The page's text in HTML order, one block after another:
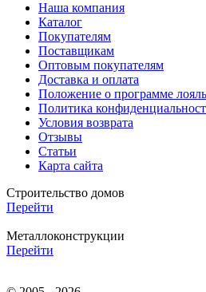
Наша компания
Каталог
Покупателям
Поставщикам
Оптовым покупателям
Доставка и оплата
Положение о программе
Политика
Условия возврата
Отзывы
Статьи
Карта сайта
Строительство домов
Перейти
Металлоконструкции
Перейти